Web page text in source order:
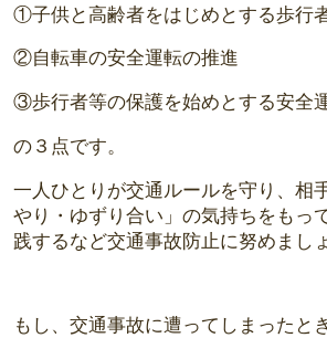
①子供と高齢者をはじめとする歩行
②自転車の安全運転の推進
③歩行者等の保護を始めとする安全
の３点です。
一人ひとりが交通ルールを守り、相
やり・ゆずり合い」の気持ちをもっ
践するなど交通事故防止に努めましょ
もし、交通事故に遭ってしまったと